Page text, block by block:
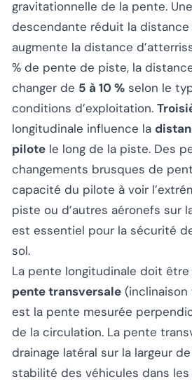
gravitationnelle de la pente.
descendante réduit la distance
augmente la distance
% de pente de piste, la
changer de 5 à 10 % selon le
conditions d’exploitation.
longitudinale influence la
pilote le long de la piste. Des
changements brusques de
capacité du pilote à voir
piste ou d’autres aéronefs sur
est essentiel pour la sécurité
sol.
La pente longitudinale doit
pente transversale (inclinaison
est la pente mesurée
de la circulation. La pente
drainage latéral sur la largeur
stabilité des véhicules dans les